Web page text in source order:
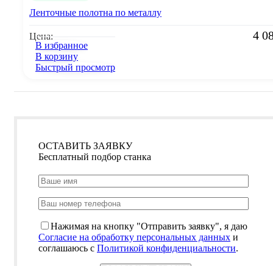
Ленточные полотна по металлу
Цена: 4
В избранное
В корзину
Быстрый просмотр
ОСТАВИТЬ ЗАЯВКУ
Бесплатный подбор станка
Нажимая на кнопку "Отправить заявку", я даю
Согласие на обработку персональных данных и
соглашаюсь с Политикой конфиденциальности.